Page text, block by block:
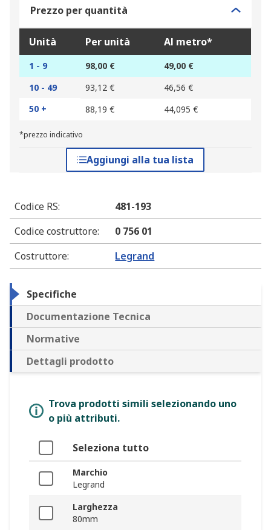
Prezzo per quantità
Unità Per unità Al metro*
1 - 9 98,00 €
49,00 €
10 - 49
93,12 €
46,56 €
50 +
88,19 € 44,095 €
*prezzo indicativo
Aggiungi alla tua lista
Codice RS:
481-193
Codice costruttore:
0 756 01
Costruttore: Legrand
Specifiche
Documentazione Tecnica
Normative
Dettagli prodotto
Trova prodotti simili selezionando uno
o più attributi.
Seleziona tutto
Marchio
Legrand
Larghezza
80mm